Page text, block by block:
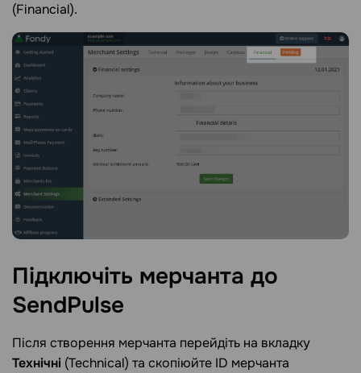
(Financial).
Підключіть мерчанта до
SendPulse
Після створення мерчанта перейдіть на вкладку
Технічні (Technical) та скопіюйте ID мерчанта